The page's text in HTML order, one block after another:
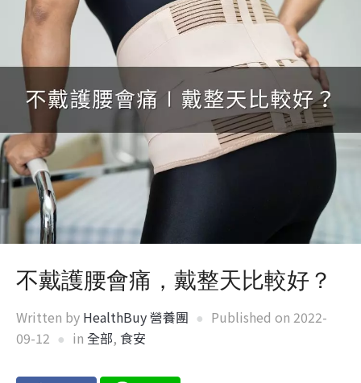
不戴護腰會痛，戴整天比較好？
Written by HealthBuy 營養團 Published on 2022-
09-12
in 全部, 食安